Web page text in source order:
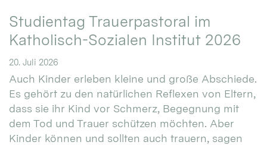
Studientag Trauerpastoral im
Katholisch-Sozialen Institut 2026
20. Juli 2026
Auch Kinder erleben kleine und große Abschiede.
Es gehört zu den natürlichen Reflexen von Eltern,
dass sie ihr Kind vor Schmerz, Begegnung mit
dem Tod und Trauer schützen möchten. Aber
Kinder können und sollten auch trauern, sagen